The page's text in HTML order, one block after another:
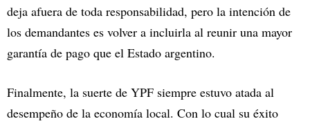
deja afuera de toda responsabilidad, pero la intención de
los demandantes es volver a incluirla al reunir una mayor
garantía de pago que el Estado argentino.
Finalmente, la suerte de YPF siempre estuvo atada al
desempeño de la economía local. Con lo cual su éxito